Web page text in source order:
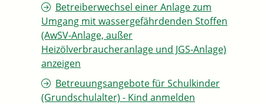
Betreiberwechsel einer Anlage zum
Umgang mit wassergefährdenden Stoffen
(AwSV-Anlage, außer
Heizölverbraucheranlage und JGS-Anlage)
anzeigen
Betreuungsangebote für Schulkinder
(Grundschulalter) - Kind anmelden